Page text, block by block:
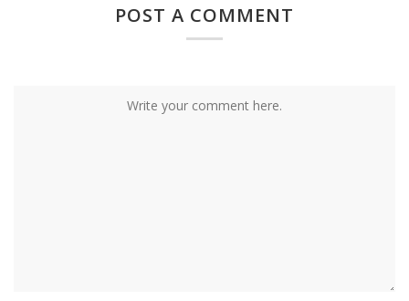
POST A COMMENT